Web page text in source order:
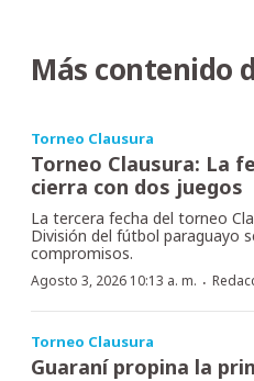
Más contenido
Torneo Clausura
Torneo Clausura: La
cierra con dos juegos
La tercera fecha del torneo
División del fútbol paraguayo
compromisos.
Agosto 3, 2026 10:13 a. m. ·
Torneo Clausura
Guaraní propina la